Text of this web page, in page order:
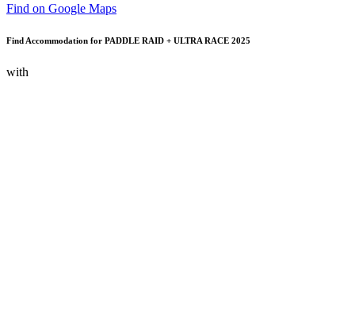
Find on Google Maps
Find Accommodation for PADDLE RAID + ULTRA RACE 2025
with